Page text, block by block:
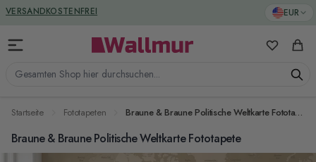
Zum Inhalt springen EUR
Gesamten Shop hier durchsuchen...
Meine
VERSANDKOSTENFREI
GREENGUARD ZERTIFIZIERT
Startseite Fototapeten Braune & Braune Politische Weltkarte Fototapete
Braune & Braune Politische Weltkarte Fototapete